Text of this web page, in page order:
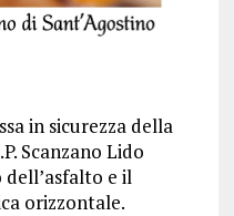
in sicurezza della
Scanzano Lido
e il
orizzontale.